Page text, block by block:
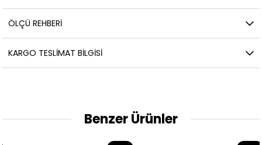
ÖLÇÜ REHBERI
KARGO TESLIMAT BILGISI
Benzer Ürünler